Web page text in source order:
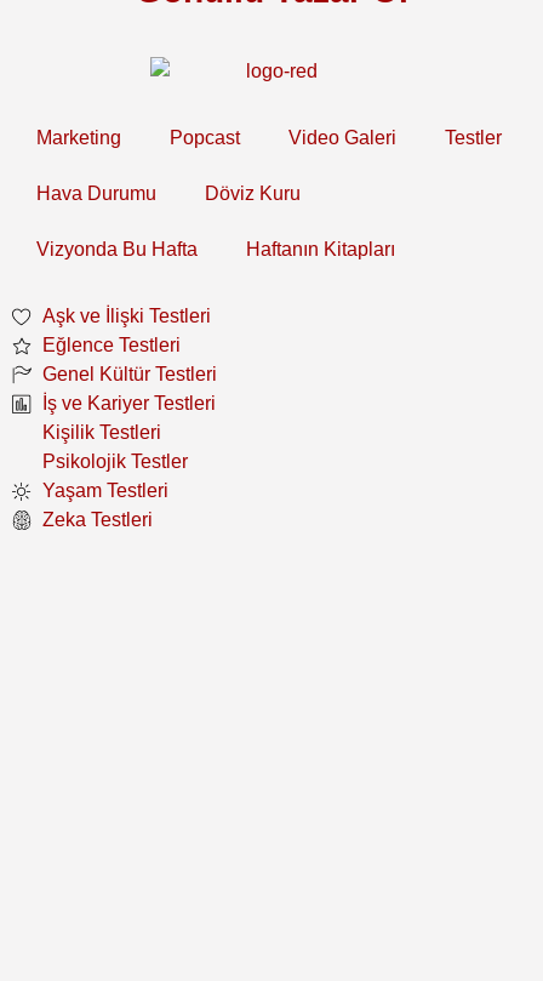
Marketing Popcast Video Galeri Testler
Hava Durumu Döviz Kuru
Vizyonda Bu Hafta Haftanın Kitapları
Aşk ve İlişki Testleri
Eğlence Testleri
Genel Kültür Testleri
İş ve Kariyer Testleri
Kişilik Testleri
Psikolojik Testler
Yaşam Testleri
Zeka Testleri